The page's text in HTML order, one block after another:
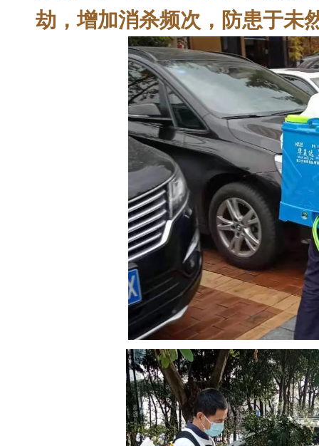
劫，增加消杀频次，防患于未